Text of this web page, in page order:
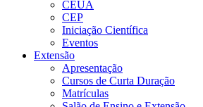
CEUA
CEP
Iniciação Científica
Eventos
Extensão
Apresentação
Cursos de Curta Duração
Matrículas